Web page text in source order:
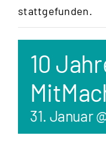
stattgefunden.
10
31. Januar